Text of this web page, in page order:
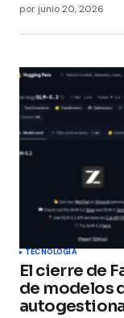
por junio 20, 2026
TECNOLOGÍA
El cierre de
de modelos